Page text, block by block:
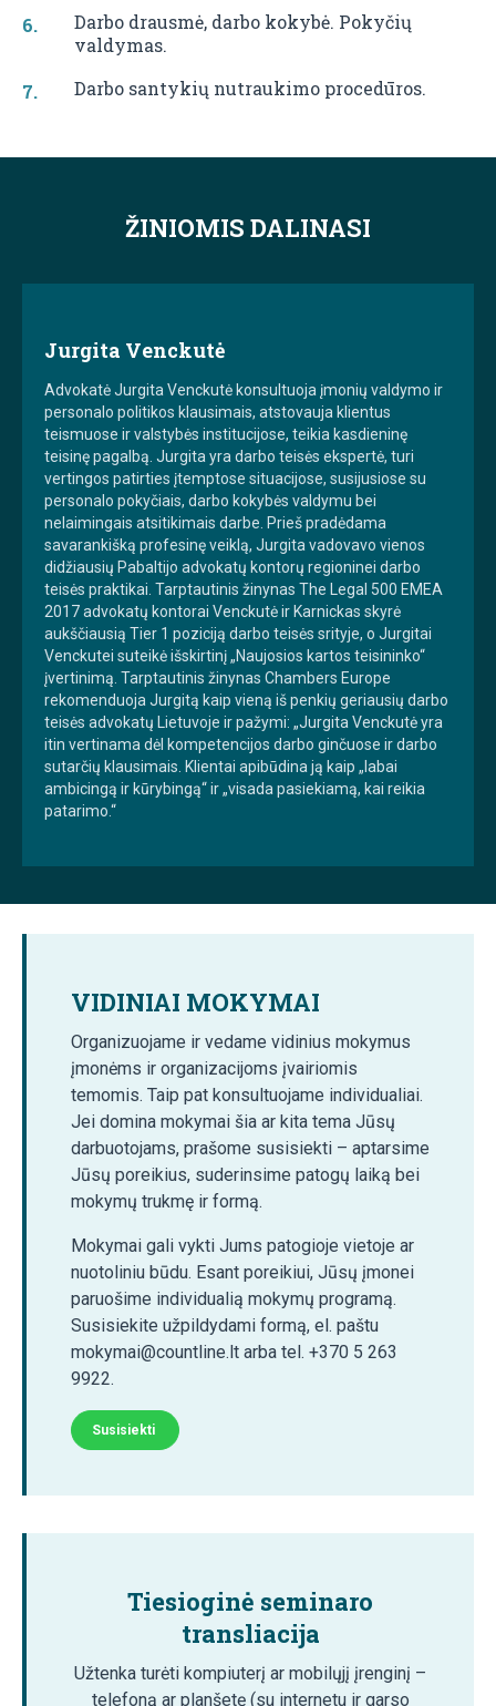
Darbo drausmė, darbo kokybė. Pokyčių
valdymas.
Darbo santykių nutraukimo procedūros.
ŽINIOMIS DALINASI
Jurgita Venckutė
Advokatė Jurgita Venckutė konsultuoja įmonių valdymo ir
personalo politikos klausimais, atstovauja klientus
teismuose ir valstybės institucijose, teikia kasdieninę
teisinę pagalbą. Jurgita yra darbo teisės ekspertė, turi
vertingos patirties įtemptose situacijose, susijusiose su
personalo pokyčiais, darbo kokybės valdymu bei
nelaimingais atsitikimais darbe. Prieš pradėdama
savarankišką profesinę veiklą, Jurgita vadovavo vienos
didžiausių Pabaltijo advokatų kontorų regioninei darbo
teisės praktikai. Tarptautinis žinynas The Legal 500 EMEA
2017 advokatų kontorai Venckutė ir Karnickas skyrė
aukščiausią Tier 1 poziciją darbo teisės srityje, o Jurgitai
Venckutei suteikė išskirtinį „Naujosios kartos teisininko“
įvertinimą. Tarptautinis žinynas Chambers Europe
rekomenduoja Jurgitą kaip vieną iš penkių geriausių darbo
teisės advokatų Lietuvoje ir pažymi: „Jurgita Venckutė yra
itin vertinama dėl kompetencijos darbo ginčuose ir darbo
sutarčių klausimais. Klientai apibūdina ją kaip „labai
ambicingą ir kūrybingą“ ir „visada pasiekiamą, kai reikia
patarimo.“
VIDINIAI MOKYMAI
Organizuojame ir vedame vidinius mokymus
įmonėms ir organizacijoms įvairiomis
temomis. Taip pat konsultuojame individualiai.
Jei domina mokymai šia ar kita tema Jūsų
darbuotojams, prašome susisiekti – aptarsime
Jūsų poreikius, suderinsime patogų laiką bei
mokymų trukmę ir formą.
Mokymai gali vykti Jums patogioje vietoje ar
nuotoliniu būdu. Esant poreikiui, Jūsų įmonei
paruošime individualią mokymų programą.
Susisiekite užpildydami formą, el. paštu
mokymai@countline.lt arba tel. +370 5 263
9922.
Susisiekti
Tiesioginė seminaro
transliacija
Užtenka turėti kompiuterį ar mobilųjį įrenginį –
telefoną ar planšetę (su internetu ir garso